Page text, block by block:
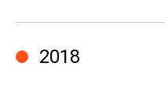
2018